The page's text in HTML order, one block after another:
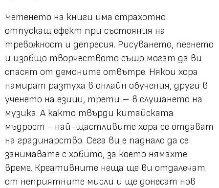
Четенето на книги има страхотно
отпускащ ефект при състояния на
тревожност и депресия. Рисуването, пеенето
и изобщо творчеството също могат да ви
спасят от демоните отвътре. Някои хора
намират разтуха в онлайн обучения, други в
ученето на езици, трети – в слушането на
музика. А както твърди китайската
мъдрост - най-щастливите хора се отдават
на градинарство. Сега ви е паднало да се
занимавате с хобито, за което нямахте
време. Креативните неща ще ви отдалечат
от неприятните мисли и ще донесат нов